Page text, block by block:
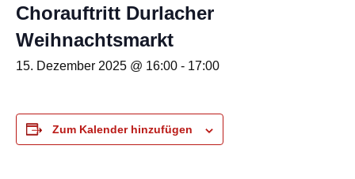
Chorauftritt Durlacher
Weihnachtsmarkt
15. Dezember 2025 @ 16:00 - 17:00
Zum Kalender hinzufügen